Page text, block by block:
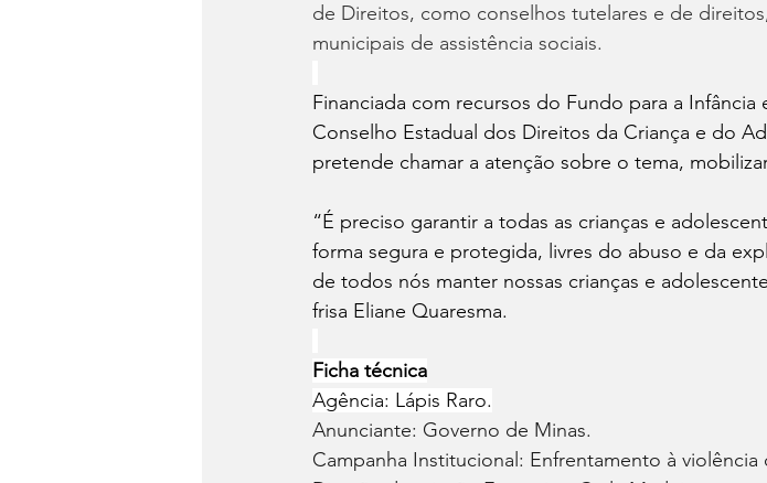
de Direitos, como conselhos tutelares e de
municipais de assistência sociais.
Financiada com recursos do Fundo para a
Conselho Estadual dos Direitos da Criança e do
pretende chamar a atenção sobre o tema,
“É preciso garantir a todas as crianças e
forma segura e protegida, livres do abuso e da
de todos nós manter nossas crianças e
frisa Eliane Quaresma.
Ficha técnica
Agência: Lápis Raro.
Anunciante: Governo de Minas.
Campanha Institucional: Enfrentamento à